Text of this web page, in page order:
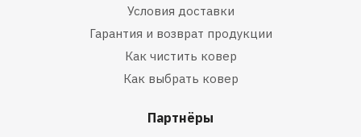
Условия доставки
Гарантия и возврат продукции
Как чистить ковер
Как выбрать ковер
Партнёры